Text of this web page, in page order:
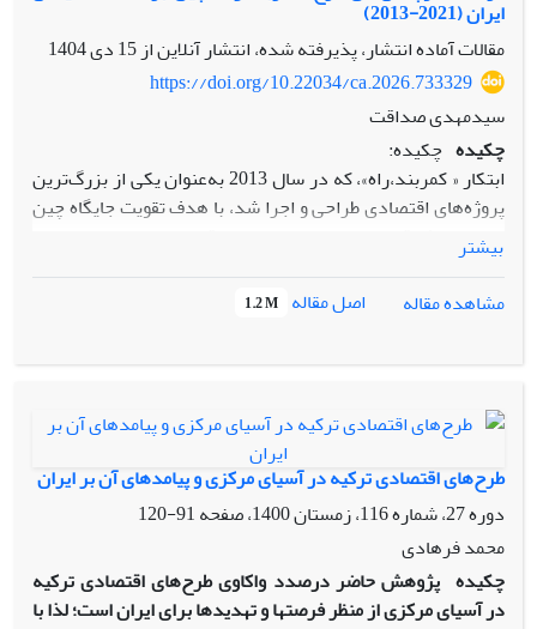
ایران (2021-2013)
مقالات آماده انتشار، پذیرفته شده، انتشار آنلاین از15 دی 1404
https://doi.org/10.22034/ca.2026.733329
سیدمهدی صداقت
چکیده چکیده:
ابتکار « کمربند،راه»، که در سال 2013 به‌عنوان یکی از بزرگ‌ترین
پروژه‌های اقتصادی طراحی و اجرا شد، با هدف تقویت جایگاه چین
به‌عنوان یک قدرت جهانی در حوزه‌های اقتصادی، تجاری و سیاسی
مطرح گردید. در این میان، جمهوری اسلامی ایران به‌دلیل موقعیت
استراتژیک خود در کریدورهای حمل‌ونقل شمال به جنوب و شرق
به غرب و همچنین منابع غنی انرژی، به‌عنوان یکی از گره‌های
ایران می‌باشد. نتایج، حاکی از آن است که این ابتکار می‌تواند ضمن
توسعه زیرساخت‌های کلیدی ایران، از جمله حمل‌ونقل و انرژی،
جذب سرمایه‌گذاری مستقیم خارجی و تقویت روابط اقتصادی با
کشورهای در مسیر طرح، جایگاه ژئوپلیتیکی ایران را در منطقه نیز
تقویت کند. اما از سوی دیگر، وابستگی اقتصادی و سیاسی بیشتر
به چین، افزایش واردات کالاهای چینی و عدم شفافیت در
سرمایه‌گذاری‌ها و مشکلات ناشی از تحریم‌های بین‌المللی، از جمله
چالش‌هایی است که ایران در مواجهه با این طرح با آن‌ها روبرو
بیشتر
مشاهده مقاله
اصل مقاله 1.2 M
طرح‌های اقتصادی ترکیه در آسیای ‌مرکزی و پیامدهای آن بر ایران
دوره 27، شماره 116، زمستان 1400، صفحه
91-120
محمد فرهادی
چکیده پژوهش حاضر درصدد واکاوی طرح‌های اقتصادی ترکیه
در آسیای ­مرکزی از منظر فرصت­ها و تهدیدها برای ایران است؛ لذا با